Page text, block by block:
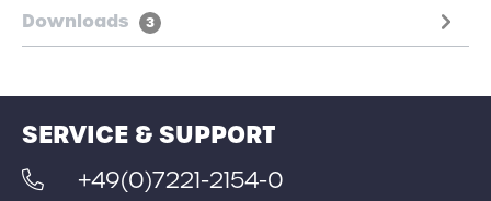
Downloads
3
SERVICE & SUPPORT
+49(0)7221-2154-0